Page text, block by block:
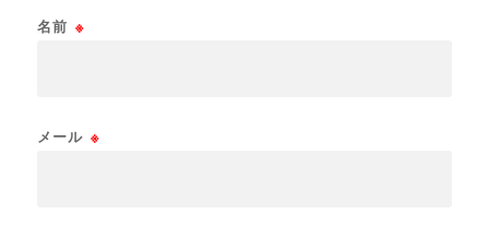
名前 ※
メール ※